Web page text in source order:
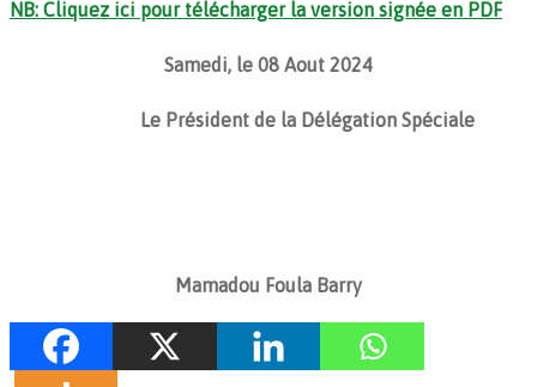
NB: Cliquez ici pour télécharger la version signée en PDF
Samedi, le 08 Aout 2024
Le Président de la Délégation Spéciale
Mamadou Foula Barry